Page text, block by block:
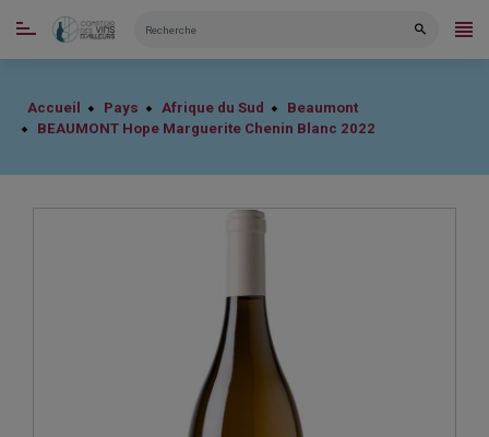
CATÉGORIES
Accueil Pays Afrique du Sud
Beaumont
BEAUMONT Hope Marguerite Chenin Blanc 2022